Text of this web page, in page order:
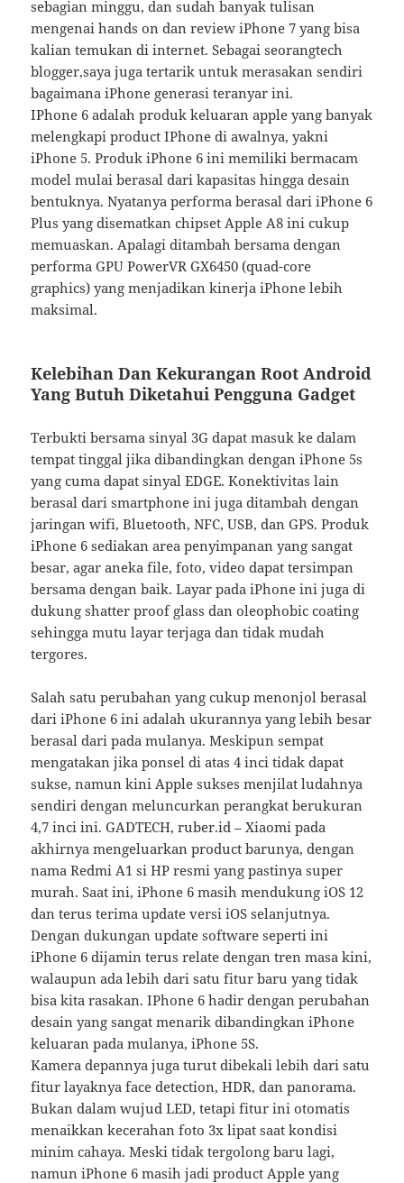
sebagian minggu, dan sudah banyak tulisan
mengenai hands on dan review iPhone 7 yang bisa
kalian temukan di internet. Sebagai seorangtech
blogger,saya juga tertarik untuk merasakan sendiri
bagaimana iPhone generasi teranyar ini.
IPhone 6 adalah produk keluaran apple yang banyak
melengkapi product IPhone di awalnya, yakni
iPhone 5. Produk iPhone 6 ini memiliki bermacam
model mulai berasal dari kapasitas hingga desain
bentuknya. Nyatanya performa berasal dari iPhone 6
Plus yang disematkan chipset Apple A8 ini cukup
memuaskan. Apalagi ditambah bersama dengan
performa GPU PowerVR GX6450 (quad-core
graphics) yang menjadikan kinerja iPhone lebih
maksimal.
Kelebihan Dan Kekurangan Root Android
Yang Butuh Diketahui Pengguna Gadget
Terbukti bersama sinyal 3G dapat masuk ke dalam
tempat tinggal jika dibandingkan dengan iPhone 5s
yang cuma dapat sinyal EDGE. Konektivitas lain
berasal dari smartphone ini juga ditambah dengan
jaringan wifi, Bluetooth, NFC, USB, dan GPS. Produk
iPhone 6 sediakan area penyimpanan yang sangat
besar, agar aneka file, foto, video dapat tersimpan
bersama dengan baik. Layar pada iPhone ini juga di
dukung shatter proof glass dan oleophobic coating
sehingga mutu layar terjaga dan tidak mudah
tergores.
Salah satu perubahan yang cukup menonjol berasal
dari iPhone 6 ini adalah ukurannya yang lebih besar
berasal dari pada mulanya. Meskipun sempat
mengatakan jika ponsel di atas 4 inci tidak dapat
sukse, namun kini Apple sukses menjilat ludahnya
sendiri dengan meluncurkan perangkat berukuran
4,7 inci ini. GADTECH, ruber.id – Xiaomi pada
akhirnya mengeluarkan product barunya, dengan
nama Redmi A1 si HP resmi yang pastinya super
murah. Saat ini, iPhone 6 masih mendukung iOS 12
dan terus terima update versi iOS selanjutnya.
Dengan dukungan update software seperti ini
iPhone 6 dijamin terus relate dengan tren masa kini,
walaupun ada lebih dari satu fitur baru yang tidak
bisa kita rasakan. IPhone 6 hadir dengan perubahan
desain yang sangat menarik dibandingkan iPhone
keluaran pada mulanya, iPhone 5S.
Kamera depannya juga turut dibekali lebih dari satu
fitur layaknya face detection, HDR, dan panorama.
Bukan dalam wujud LED, tetapi fitur ini otomatis
menaikkan kecerahan foto 3x lipat saat kondisi
minim cahaya. Meski tidak tergolong baru lagi,
namun iPhone 6 masih jadi product Apple yang